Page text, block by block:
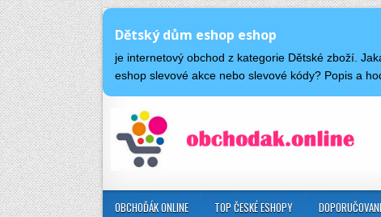
Dětský dům eshop eshop
je internetový obchod z kategorie Dětské zboží.
eshop slevové akce nebo slevové kódy? Popis a
OBCHOĎÁK ONLINE TOP ČESKÉ ESHOPY